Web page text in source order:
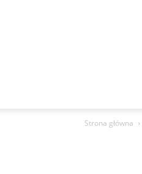
Strona główna